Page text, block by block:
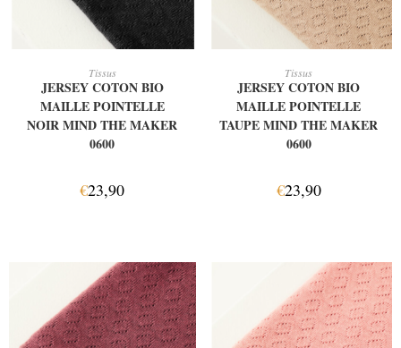
Tissus
JERSEY COTON BIO
MAILLE POINTELLE
NOIR MIND THE MAKER
0600
€23,90
Tissus
JERSEY COTON BIO
MAILLE POINTELLE
TAUPE MIND THE MAKER
0600
€23,90